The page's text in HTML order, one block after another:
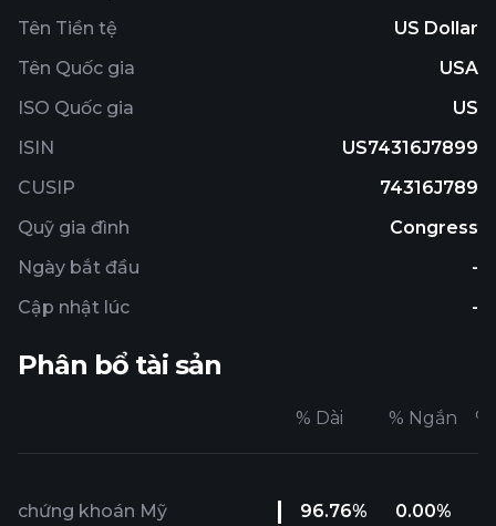
Tên Tiền tệ
US Dollar
Tên Quốc gia
USA
ISO Quốc gia
US
ISIN
US74316J7899
CUSIP
74316J789
Quỹ gia đình
Congress
Ngày bắt đầu
-
Cập nhật lúc
-
Phân bổ tài sản
% Dài % Ngắn %
chứng khoán Mỹ 96.76% 0.00%